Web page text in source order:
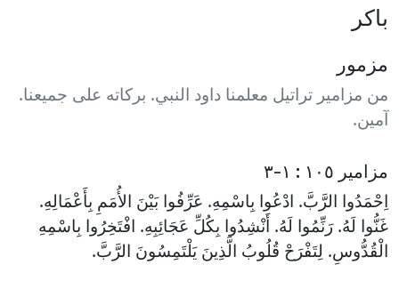
باكر
مزمور
من مزامير تراتيل معلمنا داود النبي. بركاته على جميعنا.
آمين.
مزامير ١٠٥ : ١-٣
اِحْمَدُوا الرَّبَّ. ادْعُوا بِاسْمِهِ. عَرِّفُوا بَيْنَ الأُمَمِ بِأَعْمَالِهِ.
غَنُّوا لَهُ. رَنِّمُوا لَهُ. أَنْشِدُوا بِكُلِّ عَجَائِبِهِ. افْتَخِرُوا بِاسْمِهِ
الْقُدُّوسِ. لِتَفْرَحْ قُلُوبُ الَّذِينَ يَلْتَمِسُونَ الرَّبَّ.